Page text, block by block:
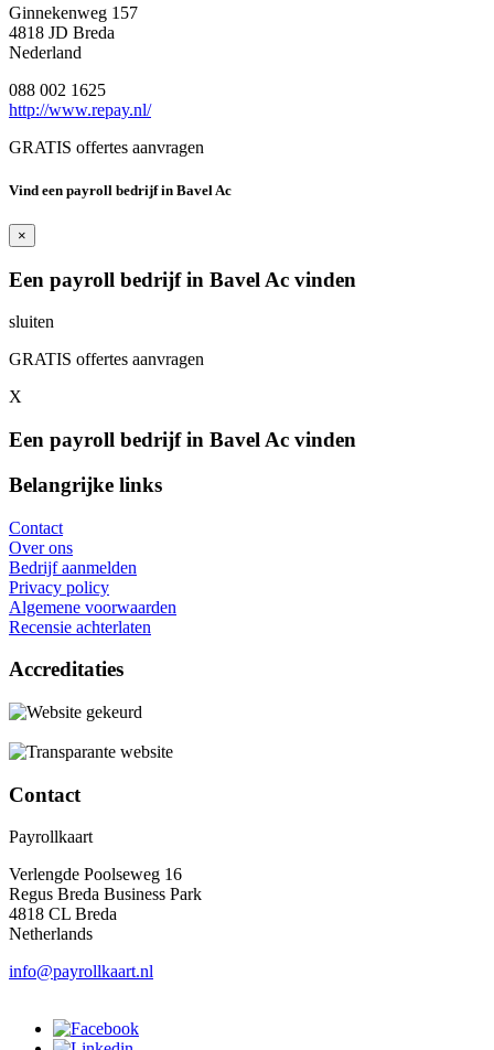
Ginnekenweg 157
4818 JD Breda
Nederland
088 002 1625
http://www.repay.nl/
GRATIS offertes aanvragen
Vind een payroll bedrijf in Bavel Ac
×
Een payroll bedrijf in Bavel Ac vinden
sluiten
GRATIS offertes aanvragen
X
Een payroll bedrijf in Bavel Ac vinden
Belangrijke links
Contact
Over ons
Bedrijf aanmelden
Privacy policy
Algemene voorwaarden
Recensie achterlaten
Accreditaties
Contact
Payrollkaart
Verlengde Poolseweg 16
Regus Breda Business Park
4818 CL Breda
Netherlands
info@payrollkaart.nl